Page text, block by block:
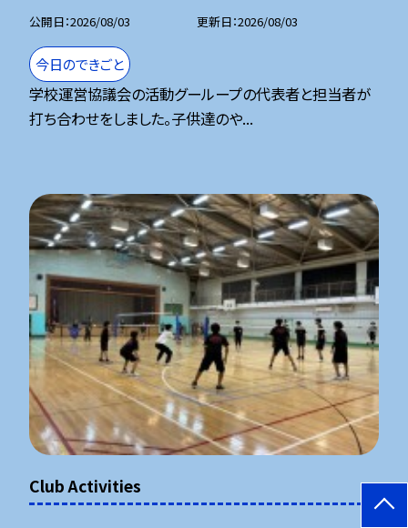
公開日 2026/08/03 更新日 2026/08/03
今日のできごと
学校運営協議会の活動グーループの代表者と担当者が
打ち合わせをしました。子供達のや...
Club Activities